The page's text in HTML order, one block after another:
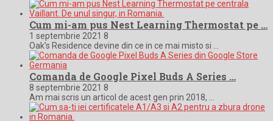
Cum mi-am pus Nest Learning Thermostat pe …
1 septembrie 2021 8
Oak’s Residence devine din ce in ce mai misto si …
Comanda de Google Pixel Buds A Series …
8 septembrie 2021 8
Am mai scris un articol de acest gen prin 2018, …